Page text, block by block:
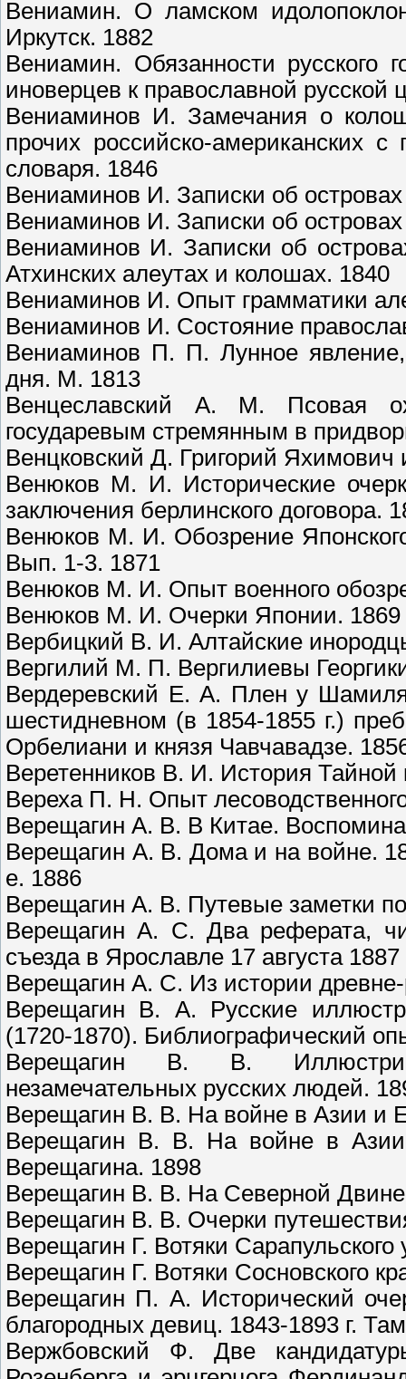
Вениамин. О ламском
Иркутск. 1882
Вениамин. Обязанности русского
иноверцев к православной русской
Вениаминов И. Замечания о
прочих российско-американских с
словаря. 1846
Вениаминов И. Записки об
Вениаминов И. Записки об
Вениаминов И. Записки об
Атхинских алеутах и колошах. 1840
Вениаминов И. Опыт грамматики
Вениаминов И. Состояние
Вениаминов П. П. Лунное
дня. М. 1813
Венцеславский А. М. Псовая
государевым стремянным в
Венцковский Д. Григорий
Венюков М. И. Исторические
заключения берлинского договора.
Венюков М. И. Обозрение
Вып. 1-3. 1871
Венюков М. И. Опыт военного
Венюков М. И. Очерки Японии. 1869
Вербицкий В. И. Алтайские
Вергилий М. П. Вергилиевы
Вердеревский Е. А. Плен у
шестидневном (в 1854-1855 г.)
Орбелиани и князя Чавчавадзе.
Веретенников В. И. История Тайной
Вереха П. Н. Опыт
Верещагин А. В. В Китае.
Верещагин А. В. Дома и на войне.
е. 1886
Верещагин А. В. Путевые заметки
Верещагин А. С. Два реферата,
съезда в Ярославле 17 августа
Верещагин А. С. Из истории древне-
Верещагин В. А. Русские
(1720-1870). Библиографический
Верещагин В. В.
незамечательных русских людей.
Верещагин В. В. На войне в Азии и
Верещагин В. В. На войне в
Верещагина. 1898
Верещагин В. В. На Северной
Верещагин В. В. Очерки
Верещагин Г. Вотяки Сарапульского
Верещагин Г. Вотяки Сосновского
Верещагин П. А. Исторический
благородных девиц. 1843-1893 г.
Вержбовский Ф. Две